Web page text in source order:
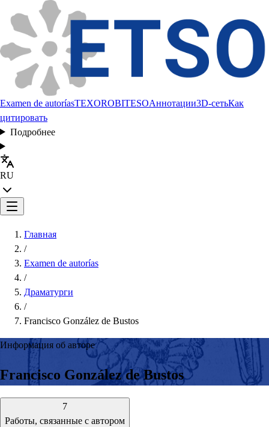
Examen de autoríasTEXOROBITESOАннотации3D-сетьКак
цитировать
Подробнее
RU
Главная
/
Examen de autorías
/
Драматурги
/
Francisco González de Bustos
Информация об авторе
Francisco González de Bustos
7
Работы, связанные с автором